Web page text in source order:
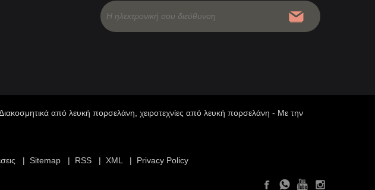
από
πορσελάνη και σετ από χρωματιστή πορσελάνη. Αυτά τα
σκεύη τσαγιού είχαν μια ένδοξη σελίδα στην ιστορία της
πάρκο μετά την ολοκλήρωση
από λευκή πορσελάνη, χειροτεχνίες από λευκή πορσελάνη - Με την
| Sitemap | RSS | XML | Privacy Policy